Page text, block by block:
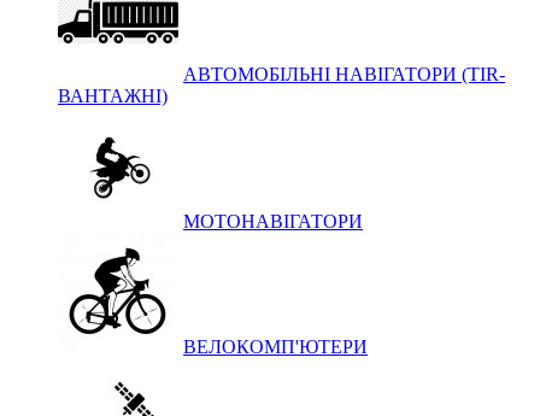
АВТОМОБІЛЬНІ НАВІГАТОРИ (TIR-
ВАНТАЖНІ)
МОТОНАВІГАТОРИ
ВЕЛОКОМП'ЮТЕРИ